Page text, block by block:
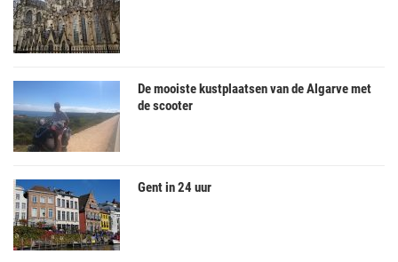
De mooiste kustplaatsen van de Algarve met
de scooter
Gent in 24 uur